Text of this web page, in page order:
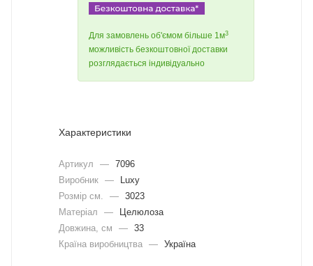
Для замовлень об'ємом більше 1м3
можливість безкоштовної доставки
розглядається індивідуально
Характеристики
Артикул — 7096
Виробник —
Luxy
Розмір см.
— 3023
Матеріал
—
Целюлоза
Довжина, cм
— 33
Країна виробництва — Україна